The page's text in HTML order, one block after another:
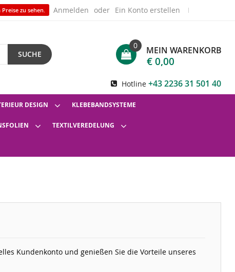
zu sehen. Anmelden Ein Konto erstellen
SUCHE MEIN WARENKORB
0
€ 0,00
Hotline +43 2236 31 501 40
DESIGN KLEBEBANDSYSTEME
TEXTILVEREDELUNG
Kundenkonto und genießen Sie die Vorteile unseres